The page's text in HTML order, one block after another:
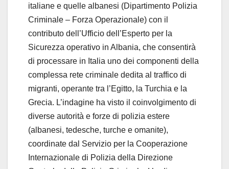
italiane e quelle albanesi (Dipartimento Polizia
Criminale – Forza Operazionale) con il
contributo dell’Ufficio dell’Esperto per la
Sicurezza operativo in Albania, che consentirà
di processare in Italia uno dei componenti della
complessa rete criminale dedita al traffico di
migranti, operante tra l’Egitto, la Turchia e la
Grecia. L’indagine ha visto il coinvolgimento di
diverse autorità e forze di polizia estere
(albanesi, tedesche, turche e omanite),
coordinate dal Servizio per la Cooperazione
Internazionale di Polizia della Direzione